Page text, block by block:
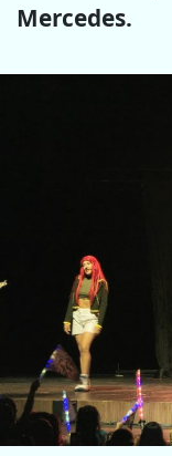
Mercedes.